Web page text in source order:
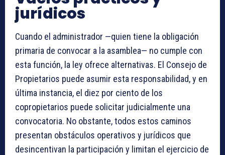
jurídicos
Cuando el administrador —quien tiene la obligación
primaria de convocar a la asamblea— no cumple con
esta función, la ley ofrece alternativas. El Consejo de
Propietarios puede asumir esta responsabilidad, y en
última instancia, el diez por ciento de los
copropietarios puede solicitar judicialmente una
convocatoria. No obstante, todos estos caminos
presentan obstáculos operativos y jurídicos que
desincentivan la participación y limitan el ejercicio de